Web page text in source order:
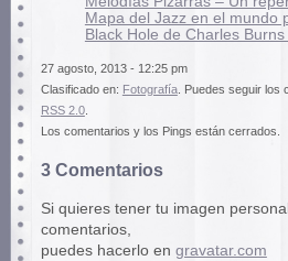
Mapa del Jazz en el mundo
Black Hole de Charles
27 agosto, 2013 - 12:25 pm
Clasificado en: Fotografí­a. Puedes seguir los
RSS 2.0.
Los comentarios y los Pings están cerrados.
3 Comentarios
Si quieres tener tu imagen
comentarios,
puedes hacerlo en gravatar.com